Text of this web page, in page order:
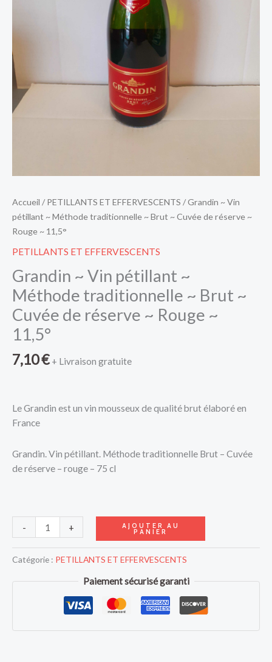
Accueil /PETILLANTS ET EFFERVESCENTS / Grandin ~ Vin
pétillant ~ Méthode traditionnelle ~ Brut ~ Cuvée de réserve ~
Rouge ~ 11,5°
PETILLANTS ET EFFERVESCENTS
Grandin ~ Vin pétillant ~
Méthode traditionnelle ~ Brut ~
Cuvée de réserve ~ Rouge ~
11,5°
7,10€ + Livraison gratuite
Le Grandin est un vin mousseux de qualité brut élaboré en
France
Grandin. Vin pétillant. Méthode traditionnelle Brut – Cuvée
de réserve – rouge – 75 cl
-
réserve
~
Rouge
11,5°
+ AJOUTER AU
PANIER
Catégorie : PETILLANTS ET EFFERVESCENTS
Paiement sécurisé garanti